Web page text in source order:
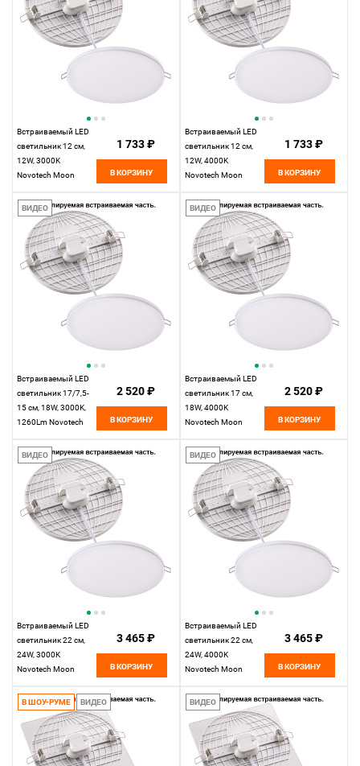
Встраиваемый LED
светильник 12 см,
12W, 3000K
Novotech Moon
вр 7,5-10 см
1 733 ₽
В КОРЗИНУ
Встраиваемый LED
светильник 12 см,
12W, 4000K
Novotech Moon
вр 7,5-10 см
1 733 ₽
В КОРЗИНУ
ВИДЕО
Встраиваемый LED
светильник 17/7,5-
15 см, 18W, 3000K,
1260Lm Novotech
белый, вр 7,5-15 см
2 520 ₽
В КОРЗИНУ
ВИДЕО
Встраиваемый LED
светильник 17 см,
18W, 4000K
Novotech Moon
вр 7,5-15 см
2 520 ₽
В КОРЗИНУ
ВИДЕО
Встраиваемый LED
светильник 22 см,
24W, 3000K
Novotech Moon
вр 7,5-20 см
3 465 ₽
В КОРЗИНУ
ВИДЕО
Встраиваемый LED
светильник 22 см,
24W, 4000K
Novotech Moon
вр 7,5-20 см
3 465 ₽
В КОРЗИНУ
В ШОУ-РУМЕ ВИДЕО ВИДЕО